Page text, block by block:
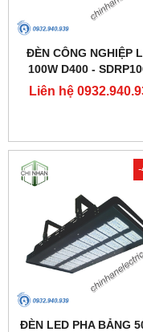
ĐÈN CÔNG NGHIỆP
100W D400 -
DUHAL
Liên hệ
ĐÈN LED PHA BẢNG